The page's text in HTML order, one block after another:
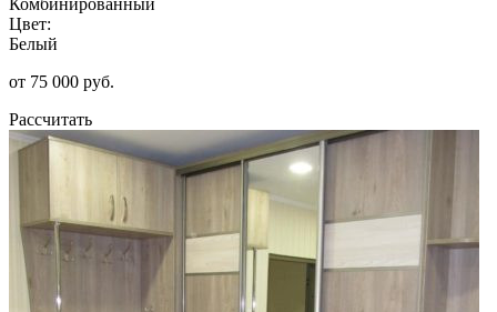
Цвет:
Белый
от 75 000 руб.
Рассчитать